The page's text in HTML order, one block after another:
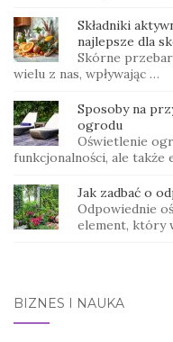
Składniki
najlepsze dla
Skórne
wielu z nas, wpływając …
Sposoby na
ogrodu
Oświetlenie
funkcjonalności, ale także
Jak zadbać o
Odpowiednie
element, który
BIZNES I NAUKA